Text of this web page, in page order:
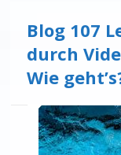
Blog 107
durch
Wie